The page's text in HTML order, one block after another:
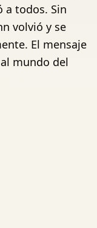
a todos. Sin
volvió y se
El mensaje
mundo del